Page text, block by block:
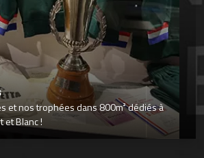
et nos trophées dans 800m² dédiés à
et Blanc !